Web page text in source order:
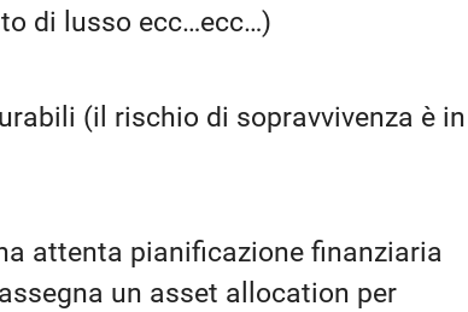
di lusso ecc…ecc…)
(il rischio di sopravvivenza è in
attenta pianificazione finanziaria
un asset allocation per